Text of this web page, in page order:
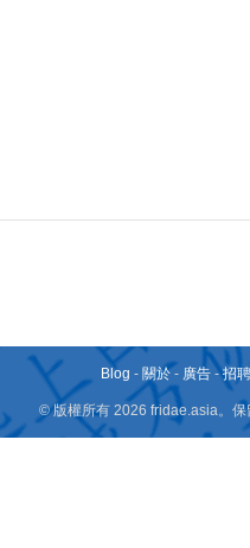
Blog - 關於 - 廣告 -招
© 版權所有 2026 fridae.asia。